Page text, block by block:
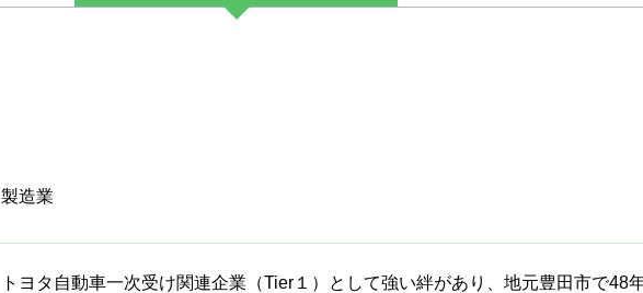
製造業
トヨタ自動車一次受け関連企業（Tier１）として強い絆があり、地元豊田市で48